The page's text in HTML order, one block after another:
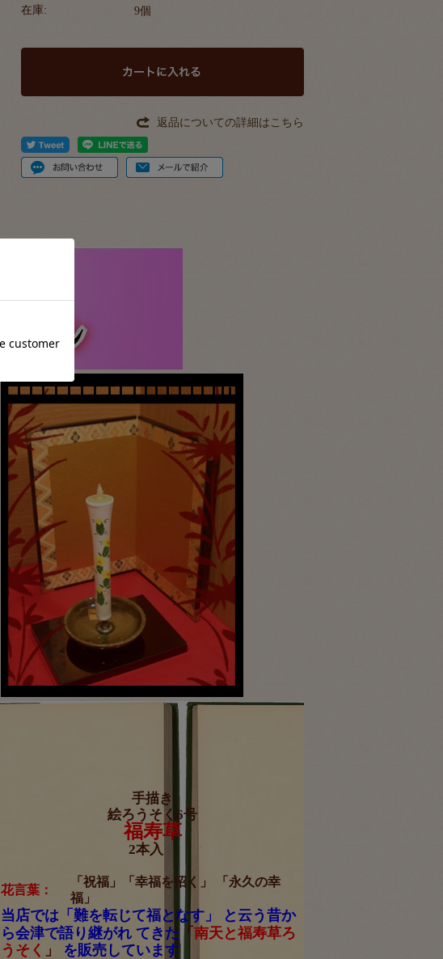
在庫: 9個
返品についての詳細はこちら
手描き
絵ろうそく6号
福寿草
2本入
花言葉：
「祝福」「幸福を招く」 「永久の幸
福」
当店では「難を転じて福となす」 と云う昔か
ら会津で語り継がれ てきた 「 南天と福寿草ろ
うそく 」 を販売しています